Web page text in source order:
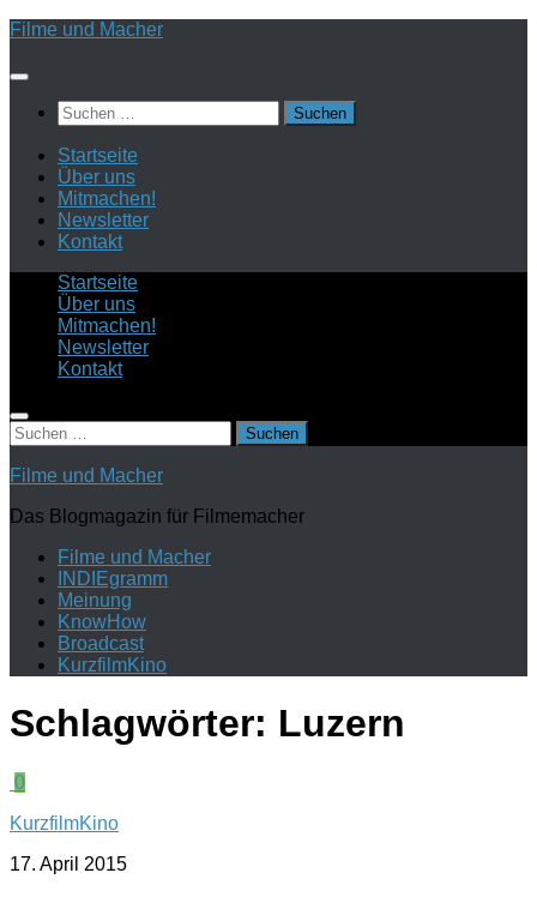
Zum
springen
Filme und Macher
Suchen
nach:
Startseite
Über uns
Mitmachen!
Newsletter
Kontakt
Startseite
Über uns
Mitmachen!
Newsletter
Kontakt
Suchen
nach:
Filme und Macher
Das Blogmagazin für Filmemacher
Filme und Macher
INDIEgramm
Meinung
KnowHow
Broadcast
KurzfilmKino
Schlagwörter: Luzern
0
KurzfilmKino
17. April 2015